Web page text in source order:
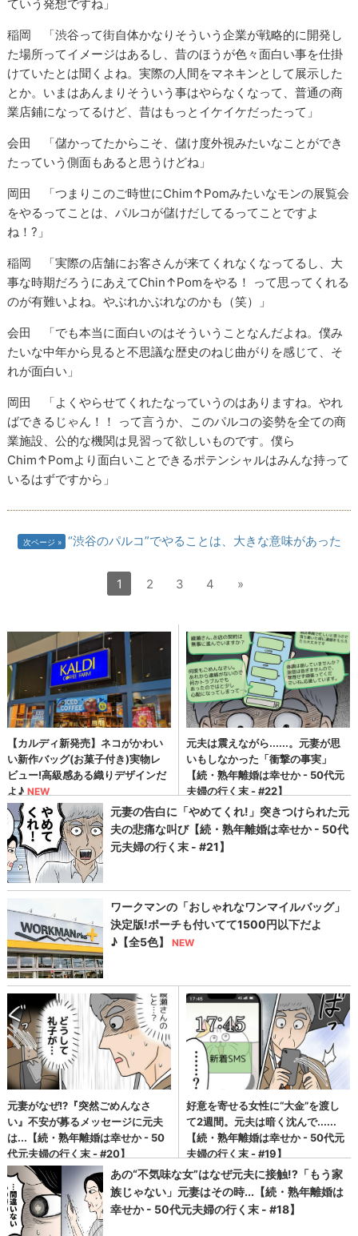
ていう発想ですね」
稲岡 「渋谷って街自体かなりそういう企業が戦略的に開発し
た場所ってイメージはあるし、昔のほうが色々面白い事を仕掛
けていたとは聞くよね。実際の人間をマネキンとして展示した
とか。いまはあんまりそういう事はやらなくなって、普通の商
業店鋪になってるけど、昔はもっとイケイケだったって」
会田 「儲かってたからこそ、儲け度外視みたいなことができ
たっていう側面もあると思うけどね」
岡田 「つまりこのご時世にChim↑Pomみたいなモンの展覧会
をやるってことは、パルコが儲けだしてるってことですよ
ね！?」
稲岡 「実際の店舗にお客さんが来てくれなくなってるし、大
事な時期だろうにあえてChin↑Pomをやる！ って思ってくれる
のが有難いよね。やぶれかぶれなのかも（笑）」
会田 「でも本当に面白いのはそういうことなんだよね。僕み
たいな中年から見ると不思議な歴史のねじ曲がりを感じて、そ
れが面白い」
岡田 「よくやらせてくれたなっていうのはありますね。やれ
ばできるじゃん！！ って言うか、このパルコの姿勢を全ての商
業施設、公的な機関は見習って欲しいものです。僕ら
Chim↑Pomより面白いことできるポテンシャルはみんな持って
いるはずですから」
次ページ “渋谷のパルコ”でやることは、大きな意味があった
1 2 3 4 »